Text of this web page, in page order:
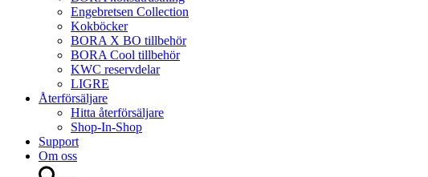
Engebretsen Collection
Kokböcker
BORA X BO tillbehör
BORA Cool tillbehör
KWC reservdelar
LIGRE
Återförsäljare
Hitta återförsäljare
Shop-In-Shop
Support
Om oss